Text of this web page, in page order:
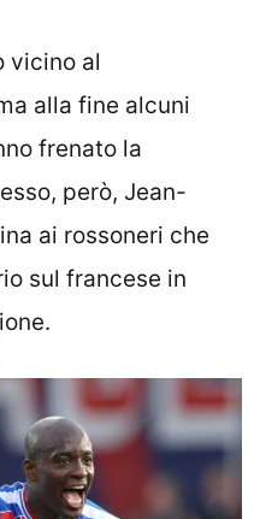
vicino al
alla fine alcuni
frenato la
però, Jean-
ai rossoneri che
sul francese in